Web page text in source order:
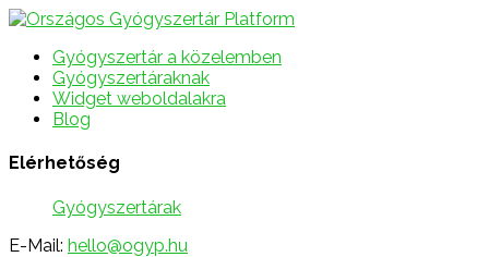
Gyógyszertár a közelemben
Gyógyszertáraknak
Widget weboldalakra
Blog
Elérhetőség
Gyógyszertárak
E-Mail: hello@ogyp.hu